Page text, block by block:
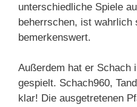
unterschiedliche Spiele
beherrschen, ist wahrlich
bemerkenswert.
Außerdem hat er Schach
gespielt. Schach960,
klar! Die ausgetretenen